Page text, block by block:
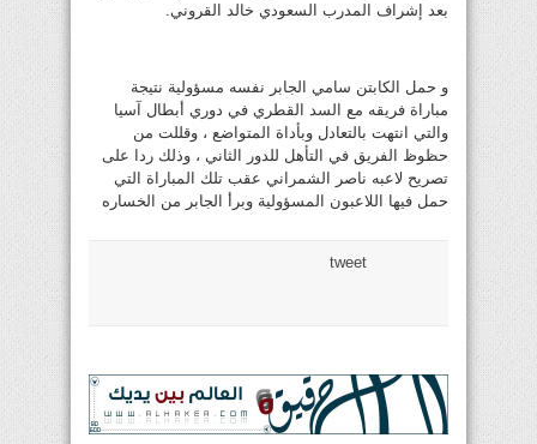
بعد إشراف المدرب السعودي خالد القروني.
و حمل الكابتن سامي الجابر نفسه مسؤولية نتيجة
مباراة فريقه مع السد القطري في دوري أبطال آسيا
والتي انتهت بالتعادل وبأداة المتواضع ، وقللت من
حظوظ الفريق في التأهل للدور الثاني ، وذلك ردا على
تصريح لاعبه ناصر الشمراني عقب تلك المباراة التي
حمل فيها اللاعبون المسؤولية وبرأ الجابر من الخساره
tweet